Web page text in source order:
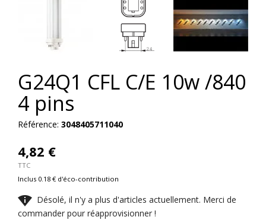
G24Q1 CFL C/E 10w /840
4 pins
Référence: 3048405711040
4,82 €
TTC
Inclus 0.18 € d'éco-contribution
 Désolé, il n'y a plus d'articles actuellement. Merci de
commander pour réapprovisionner !